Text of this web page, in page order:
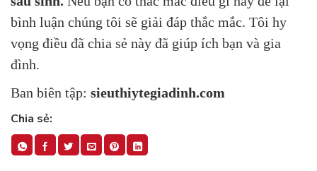
bình luận chúng tôi sẽ giải đáp thắc mắc. Tôi hy
vọng điều đã chia sẻ này đã giúp ích bạn và gia
đình.
Ban biên tập: sieuthiytegiadinh.com
Chia sẻ: